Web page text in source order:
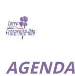
AGENDA